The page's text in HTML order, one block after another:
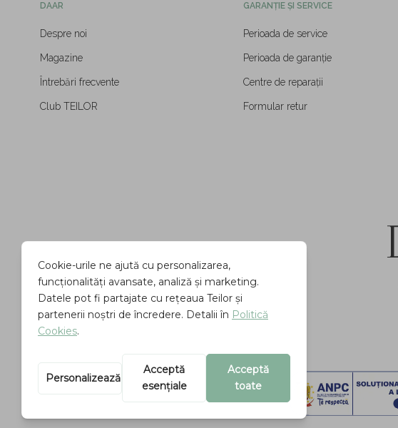
DAAR
Despre noi
Magazine
Întrebări frecvente
Club TEILOR
GARANȚIE ȘI SERVICE
Perioada de service
Perioada de garanție
Centre de reparații
Formular retur